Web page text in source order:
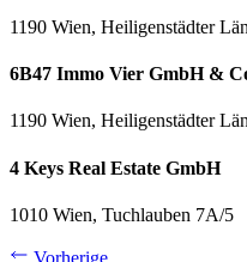
1190 Wien, Heiligenstädter
6B47 Immo Vier GmbH &
1190 Wien, Heiligenstädter
4 Keys Real Estate GmbH
1010 Wien, Tuchlauben 7A/5
Vorherige